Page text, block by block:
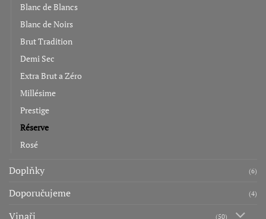
Blanc de Blancs
Blanc de Noirs
Brut Tradition
Demi Sec
Extra Brut a Zéro
Millésime
Prestige
Réserve
Rosé
Doplňky (6)
Doporučujeme (4)
Vinaři (50)